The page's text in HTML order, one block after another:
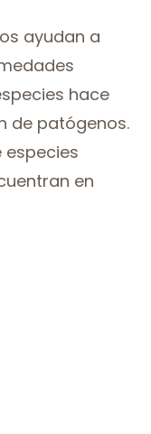
ayudan a
hace
de patógenos.
especies
en